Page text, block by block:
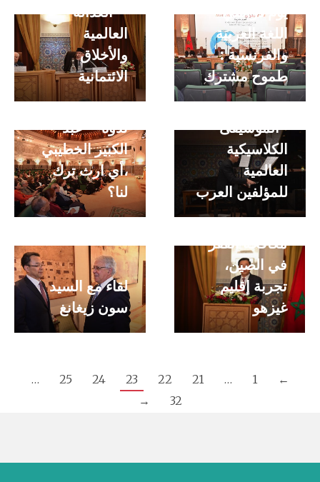
– العدالة
العالمية
والأخلاق
الائتمانية
يوم دراسي –
اللغة العربية
والفرنسية :
طموح مشترك
ندوة – عبد
الكبير الخطيبي
،أي ارث ترك
لنا؟
الحفل
الموسيقي
أرابيسك في
نسخته الثانية
-الموسيقى
الكلاسيكية
العالمية
للمؤلفين العرب
لقاء مع السيد
سون زيغانغ
محاضرة الأستاذ
السيد سون
زيغانغ –
مكافحة الفقر
في الصين،
تجربة إقليم
غيزهو
←
1
…
21
22
23
24
25
…
32
→